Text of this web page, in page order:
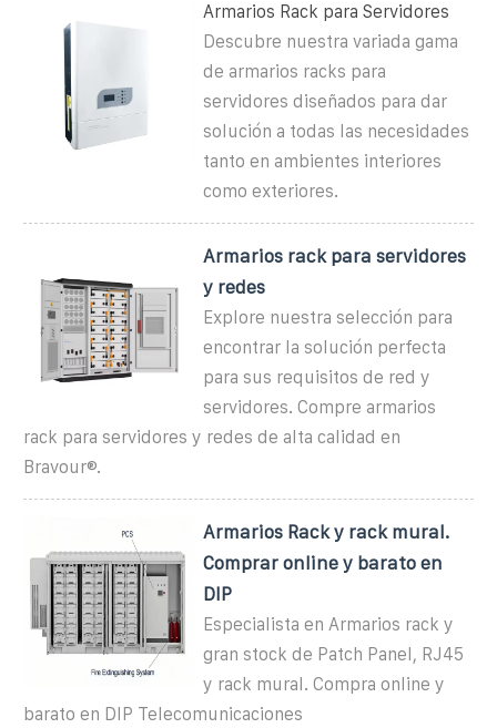
Armarios Rack para Servidores
Descubre nuestra variada gama
de armarios racks para
servidores diseñados para dar
solución a todas las necesidades
tanto en ambientes interiores
como exteriores.
Armarios rack para servidores
y redes
Explore nuestra selección para
encontrar la solución perfecta
para sus requisitos de red y
servidores. Compre armarios
rack para servidores y redes de alta calidad en
Bravour®.
Armarios Rack y rack mural.
Comprar online y barato en
DIP
Especialista en Armarios rack y
gran stock de Patch Panel, RJ45
y rack mural. Compra online y
barato en DIP Telecomunicaciones